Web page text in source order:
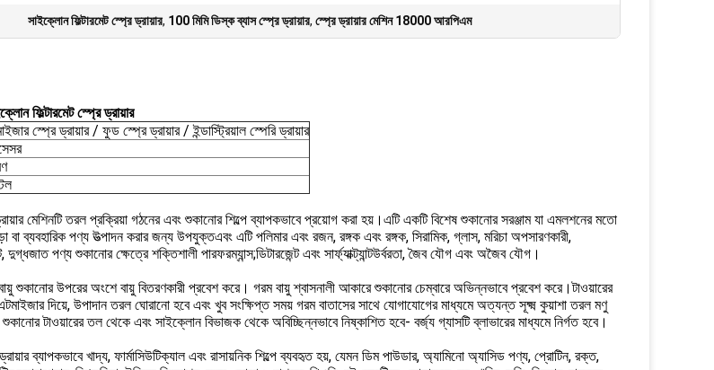
সাইক্লোন ফিল্টারমেট স্প্রে ড্রায়ার, 100 মিমি ডিস্ক ব্যাস স্প্রে ড্রায়ার, স্প্রে ড্রায়ার মেশিন 18000 আরপিএম
ফিল্টারমেট স্প্রে ড্রায়ার
স্প্রে ড্রায়ার / ফুড স্প্রে ড্রায়ার / ইন্ডাস্ট্রিয়াল স্পেরি ড্রায়ার
মেশিনটি তরল প্রক্রিয়া গঠনের এবং শুকানোর শিল্পে ব্যাপকভাবে প্রয়োগ করা হয়।এটি একটি বিশেষ শুকানোর সরঞ্জাম যা এমলশনের মতো
ব্যবহারিক পণ্য উত্পাদন করার জন্য উপযুক্তএবং এটি পলিমার এবং রজন, রঙ্গক এবং রঙ্গক, সিরামিক, গ্লাস, মরিচা অপসারণকারী,
পণ্য শুকানোর ক্ষেত্রে শক্তিশালী পারফরম্যান্স;ডিটারজেন্ট এবং সার্ফ্যাক্ট্যান্টউর্বরতা, জৈব যৌগ এবং অজৈব যৌগ।
বায়ু শুকানোর উপরের অংশে বায়ু বিতরণকারী প্রবেশ করে। গরম বায়ু শ্বাসনালী আকারে শুকানোর চেম্বারে অভিন্নভাবে প্রবেশ করে।টাওয়ারের
এটমাইজার দিয়ে, উপাদান তরল ঘোরানো হবে এবং খুব সংক্ষিপ্ত সময় গরম বাতাসের সাথে যোগাযোগের মাধ্যমে অত্যন্ত সূক্ষ্ম কুয়াশা তরল মণু
টাওয়ারের তল থেকে এবং সাইক্লোন বিভাজক থেকে অবিচ্ছিন্নভাবে নিষ্কাশিত হবে- বর্জ্য গ্যাসটি ব্লাভারের মাধ্যমে নির্গত হবে।
ব্যাপকভাবে খাদ্য, ফার্মাসিউটিক্যাল এবং রাসায়নিক শিল্পে ব্যবহৃত হয়, যেমন ডিম পাউডার, অ্যামিনো অ্যাসিড পণ্য, প্রোটিন, রক্ত,